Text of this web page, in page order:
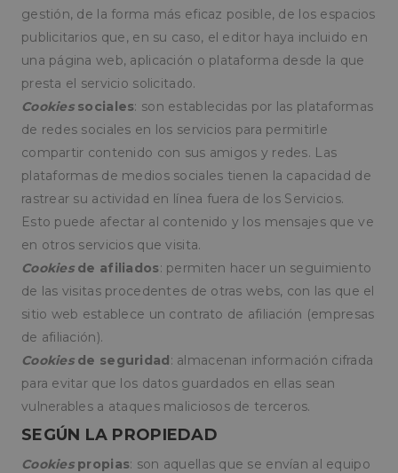
gestión, de la forma más eficaz posible, de los espacios
publicitarios que, en su caso, el editor haya incluido en
una página web, aplicación o plataforma desde la que
presta el servicio solicitado.
Cookies sociales: son establecidas por las plataformas
de redes sociales en los servicios para permitirle
compartir contenido con sus amigos y redes. Las
plataformas de medios sociales tienen la capacidad de
rastrear su actividad en línea fuera de los Servicios.
Esto puede afectar al contenido y los mensajes que ve
en otros servicios que visita.
Cookies de afiliados: permiten hacer un seguimiento
de las visitas procedentes de otras webs, con las que el
sitio web establece un contrato de afiliación (empresas
de afiliación).
Cookies de seguridad: almacenan información cifrada
para evitar que los datos guardados en ellas sean
vulnerables a ataques maliciosos de terceros.
SEGÚN LA PROPIEDAD
Cookiespropias: son aquellas que se envían al equipo